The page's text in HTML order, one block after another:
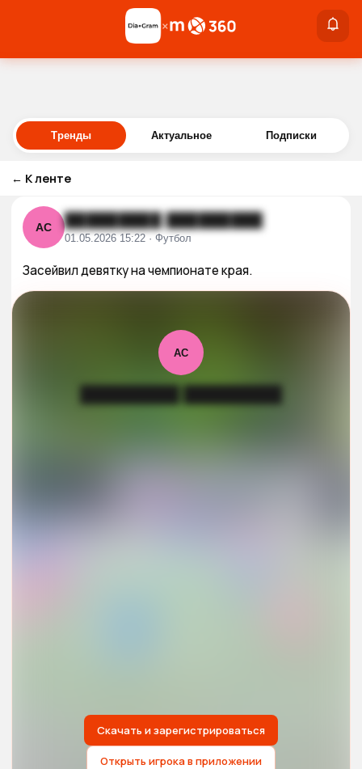
Войти
×
Тренды Актуальное Подписки
← К ленте
АС █████████ █████████
01.05.2026 15:22 · Футбол
Засейвил девятку на чемпионате края.
АС
Скачать и зарегистрироваться
Открыть игрока в приложении